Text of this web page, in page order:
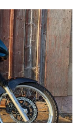
Men de